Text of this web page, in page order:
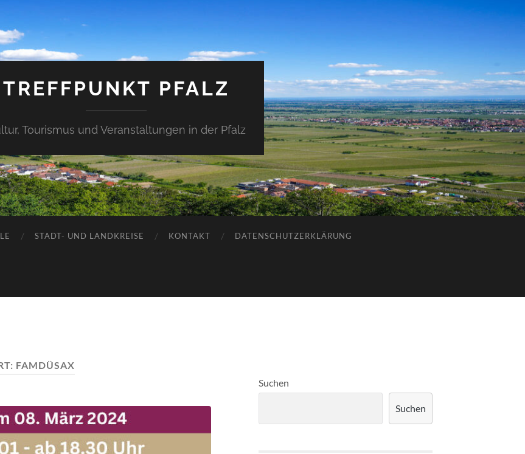
TREFFPUNKT PFALZ
Tourismus und Veranstaltungen in der Pfalz
STADT- UND LANDKREISE KONTAKT DATENSCHUTZERKLÄRUNG
FAMDÜSAX
Suchen
Suchen